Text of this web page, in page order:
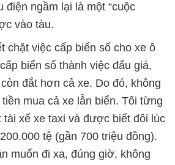
điện ngầm lại là một “cuộc
vào tàu.
chặt việc cấp biển số cho xe ô
biển số thành việc đấu giá,
đắt hơn cả xe. Do đó, không
mua cả xe lẫn biển. Tôi từng
tài xế xe taxi và được biết đôi lúc
tệ (gần 700 triệu đồng).
muốn đi xa, đúng giờ, không